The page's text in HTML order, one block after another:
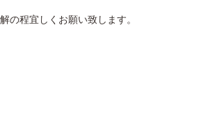
の程宜しくお願い致します。